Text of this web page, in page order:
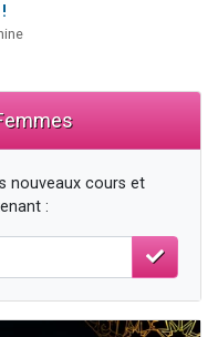
nouveaux cours et
: